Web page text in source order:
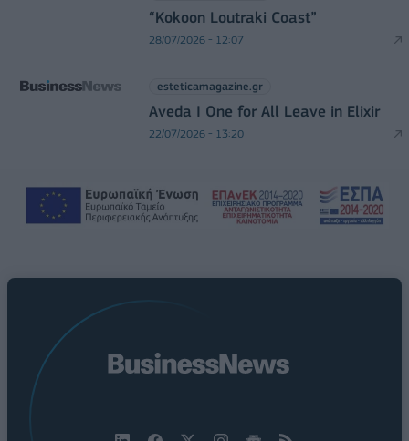
“Kokoon Loutraki Coast”
28/07/2026 - 12:07
esteticamagazine.gr
Aveda I One for All Leave in Elixir
22/07/2026 - 13:20